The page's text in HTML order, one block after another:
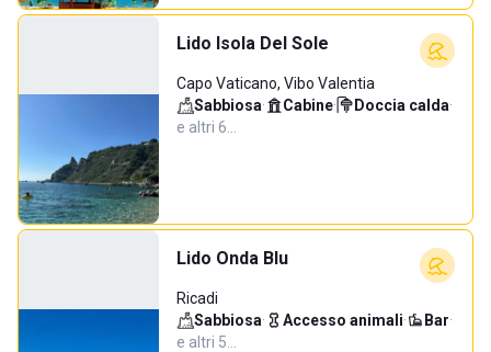
Lido Isola Del Sole
Capo Vaticano, Vibo Valentia
Sabbiosa· Cabine· Doccia calda·
e altri 6…
Lido Onda Blu
Ricadi
Sabbiosa· Accesso animali· Bar·
e altri 5…